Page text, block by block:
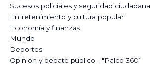
Sucesos policiales y seguridad ciudadana
Entretenimiento y cultura popular
Economía y finanzas
Mundo
Deportes
Opinión y debate público - "Palco 360”